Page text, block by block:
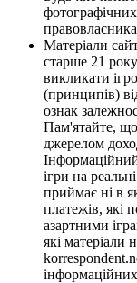
фотографічних
Матеріали
старше 21
викликати
(принципів)
ознак
Пам'ятайте, що
джерелом
ігри на
приймає ні в
платежів, які
азартними
які матеріали